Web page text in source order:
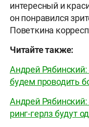
интересный и
он понравился
Поветкина
Читайте также:
Андрей
будем проводить
Андрей
ринг-герлз будут